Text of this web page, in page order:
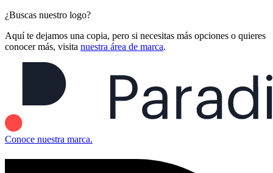
¿Buscas nuestro logo?
Aquí te dejamos una copia, pero si necesitas más opciones o quieres
conocer más, visita nuestra área de marca.
Conoce nuestra marca.